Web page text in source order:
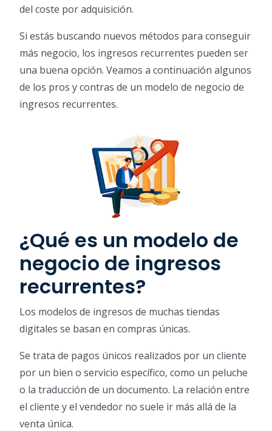
del coste por adquisición.
Si estás buscando nuevos métodos para conseguir
más negocio, los ingresos recurrentes pueden ser
una buena opción. Veamos a continuación algunos
de los pros y contras de un modelo de negocio de
ingresos recurrentes.
¿Qué es un modelo de
negocio de ingresos
recurrentes?
Los modelos de ingresos de muchas tiendas
digitales se basan en compras únicas.
Se trata de pagos únicos realizados por un cliente
por un bien o servicio específico, como un peluche
o la traducción de un documento. La relación entre
el cliente y el vendedor no suele ir más allá de la
venta única.